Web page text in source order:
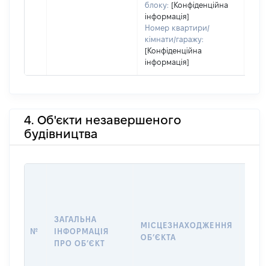
блоку: [Конфіденційна
інформація]
Номер квартири/
кімнати/гаражу:
[Конфіденційна
інформація]
4. Об'єкти незавершеного
будівництва
№
ЗАГАЛЬНА
ІНФОРМАЦІЯ
ПРО ОБʼЄКТ
МІСЦЕЗНАХОДЖЕННЯ
ОБʼЄКТА